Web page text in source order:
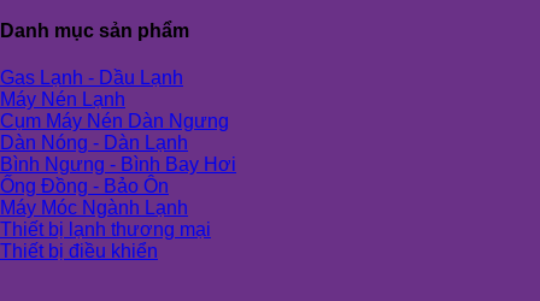
Danh mục sản phẩm
Gas Lạnh - Dầu Lạnh
Máy Nén Lạnh
Cụm Máy Nén Dàn Ngưng
Dàn Nóng - Dàn Lạnh
Bình Ngưng - Bình Bay Hơi
Ống Đồng - Bảo Ôn
Máy Móc Ngành Lạnh
Thiết bị lạnh thương mại
Thiết bị điều khiển